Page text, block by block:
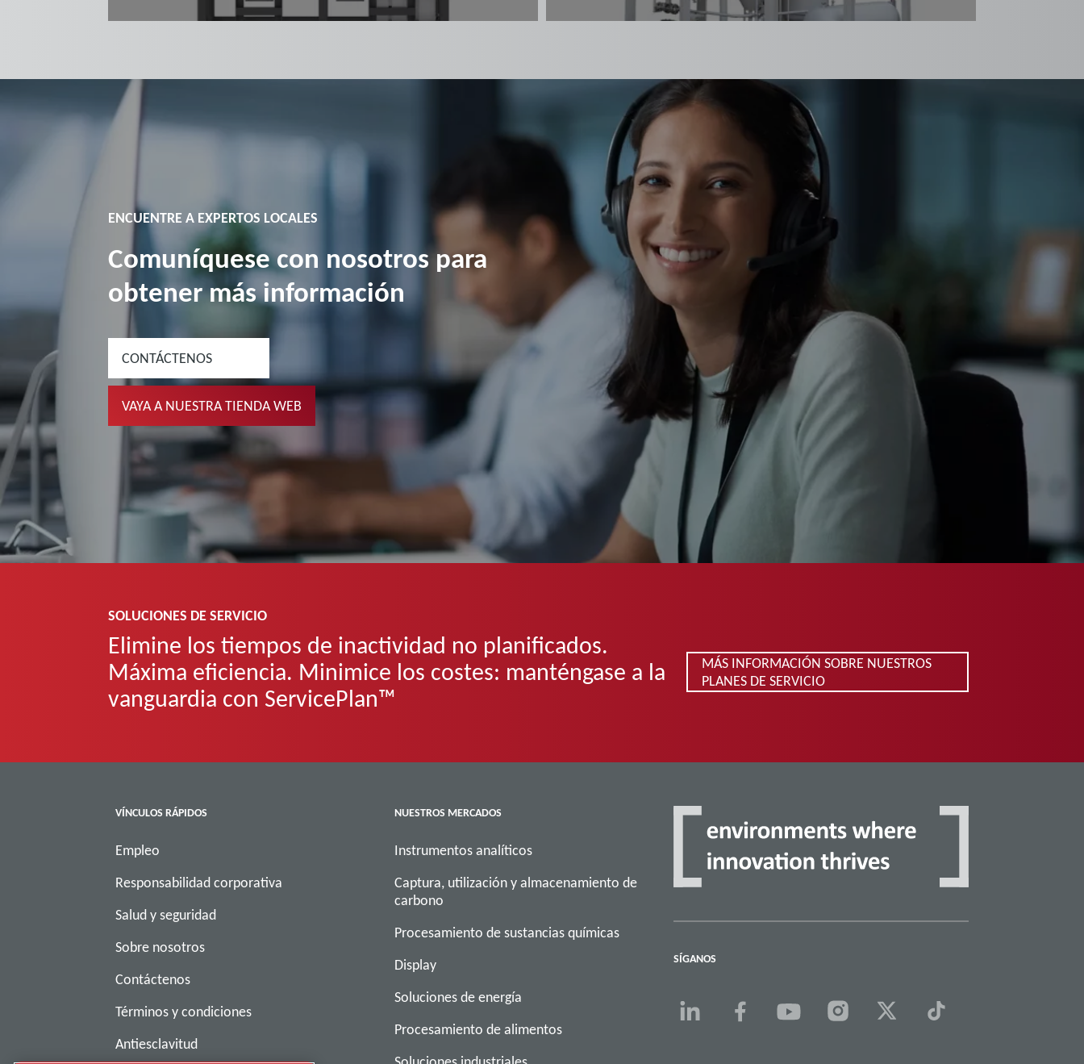
ENCUENTRE A EXPERTOS LOCALES
Comuníquese con nosotros para
obtener más información
CONTÁCTENOS
VAYA A NUESTRA TIENDA WEB
SOLUCIONES DE SERVICIO
Elimine los tiempos de inactividad no planificados.
Máxima eficiencia. Minimice los costes: manténgase a la
vanguardia con ServicePlan™
MÁS INFORMACIÓN SOBRE NUESTROS
PLANES DE SERVICIO
VÍNCULOS RÁPIDOS
Empleo
Responsabilidad corporativa
Salud y seguridad
Sobre nosotros
Contáctenos
Términos y condiciones
Antiesclavitud
NUESTROS MERCADOS
Instrumentos analíticos
Captura, utilización y almacenamiento de
carbono
Procesamiento de sustancias químicas
Display
Soluciones de energía
Procesamiento de alimentos
SÍGANOS